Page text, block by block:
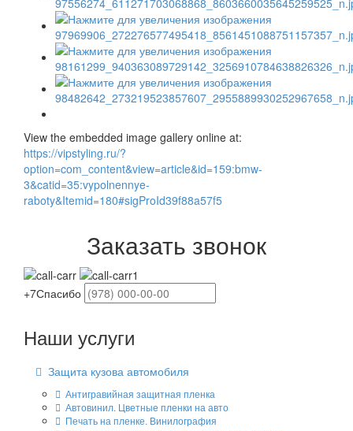
View the embedded image gallery online at:
https://vipstyling.ru/?
option=com_content&view=article&id=159:bmw-
3&catid=35:vypolnennye-
raboty&Itemid=180#sigProId39f88a57f5
Заказать звонок
+7Спасибо
Наши услуги
Защита кузова автомобиля
Антигравийная защитная пленка
Автовинил. Цветные пленки на авто
Печать на пленке. Винилография